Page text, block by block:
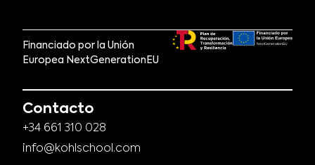
Financiado por la Unión
Europea NextGenerationEU
Contacto
+34 661 310 028
info@kohlschool.com